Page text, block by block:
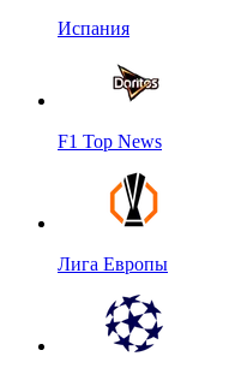
Испания
F1 Top News
Лига Европы